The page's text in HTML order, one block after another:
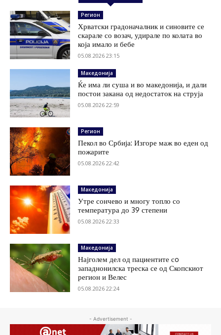
Регион
Хрватски градоначалник и синовите се
скарале со возач, удирале по колата во
која имало и бебе
05.08.2026 23:15
Македонија
Ќе има ли суша и во македонија, и дали
постои закана од недостаток на струја
05.08.2026 22:59
Регион
Пекол во Србија: Изгоре маж во еден од
пожарите
05.08.2026 22:42
Македонија
Утре сончево и многу топло со
температура до 39 степени
05.08.2026 22:33
Македонија
Најголем дел од пациентите сo
западнонилска треска се од Скопскиот
регион и Велес
05.08.2026 22:24
- Advertisement -